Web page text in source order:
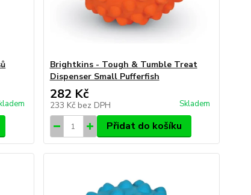
Brightkins - Tough & Tumble Treat
Dispenser Small Pufferfish
282 Kč
233 Kč bez DPH Skladem
Přidat do košíku